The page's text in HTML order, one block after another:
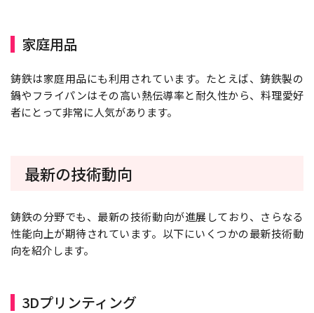
家庭用品
鋳鉄は家庭用品にも利用されています。たとえば、鋳鉄製の
鍋やフライパンはその高い熱伝導率と耐久性から、料理愛好
者にとって非常に人気があります。
最新の技術動向
鋳鉄の分野でも、最新の技術動向が進展しており、さらなる
性能向上が期待されています。以下にいくつかの最新技術動
向を紹介します。
3Dプリンティング